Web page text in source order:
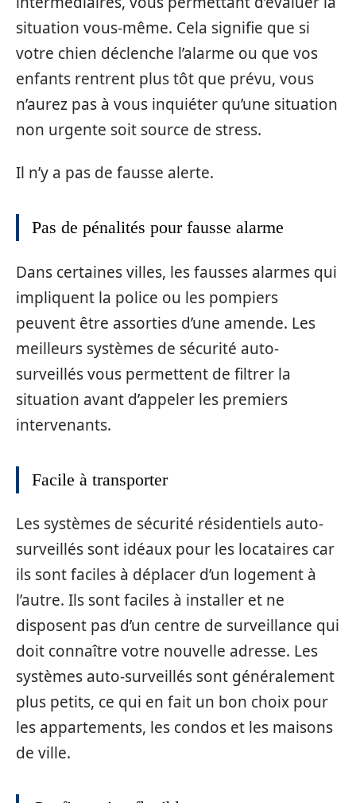
situation vous-même. Cela signifie que si
votre chien déclenche l’alarme ou que vos
enfants rentrent plus tôt que prévu, vous
n’aurez pas à vous inquiéter qu’une situation
non urgente soit source de stress.
Il n’y a pas de fausse alerte.
Pas de pénalités pour fausse alarme
Dans certaines villes, les fausses alarmes qui
impliquent la police ou les pompiers
peuvent être assorties d’une amende. Les
meilleurs systèmes de sécurité auto-
surveillés vous permettent de filtrer la
situation avant d’appeler les premiers
intervenants.
Facile à transporter
Les systèmes de sécurité résidentiels auto-
surveillés sont idéaux pour les locataires car
ils sont faciles à déplacer d’un logement à
l’autre. Ils sont faciles à installer et ne
disposent pas d’un centre de surveillance qui
doit connaître votre nouvelle adresse. Les
systèmes auto-surveillés sont généralement
plus petits, ce qui en fait un bon choix pour
les appartements, les condos et les maisons
de ville.